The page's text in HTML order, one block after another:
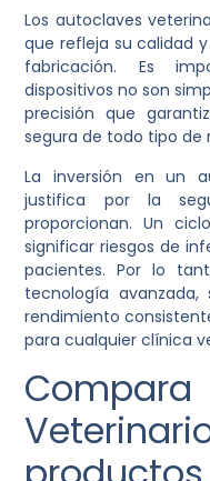
Los autoclaves
que refleja su calidad
fabricación. Es
dispositivos no son
precisión que
segura de todo tipo de
La inversión en un
justifica por la
proporcionan. Un
significar riesgos de
pacientes. Por lo
tecnología
rendimiento
para cualquier clínica
Compara